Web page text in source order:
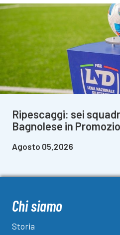
Ripescaggi: sei
Bagnolese in
Agosto 05,2026
Chi siamo
Storia